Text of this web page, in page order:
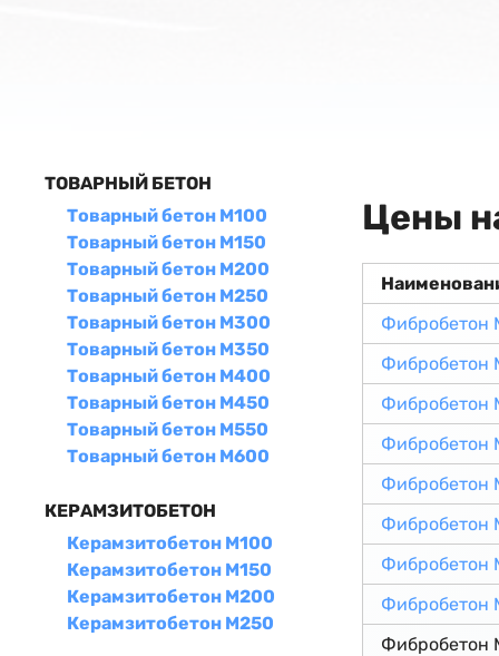
ТОВАРНЫЙ БЕТОН
Товарный бетон М100
Товарный бетон М150
Товарный бетон М200
Товарный бетон М250
Товарный бетон М300
Товарный бетон М350
Товарный бетон М400
Товарный бетон М450
Товарный бетон М550
Товарный бетон М600
КЕРАМЗИТОБЕТОН
Керамзитобетон М100
Керамзитобетон М150
Керамзитобетон М200
Керамзитобетон М250
Цены
Фибробетон
Фибробетон
Фибробетон
Фибробетон
Фибробетон
Фибробетон
Фибробетон
Фибробетон
Фибробетон